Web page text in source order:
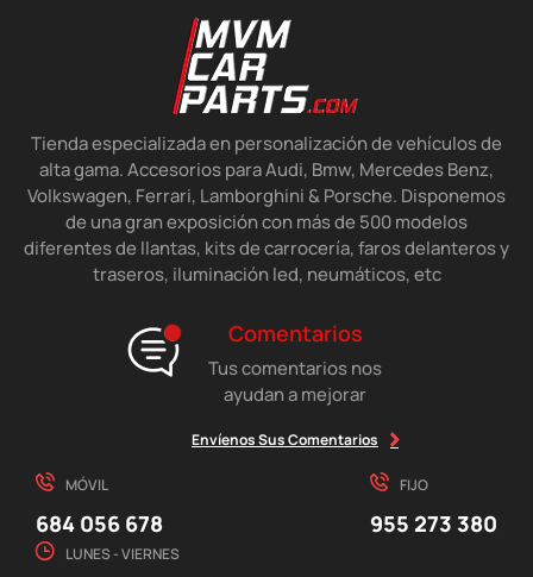
Tienda especializada en personalización de vehículos de
alta gama. Accesorios para Audi, Bmw, Mercedes Benz,
Volkswagen, Ferrari, Lamborghini & Porsche. Disponemos
de una gran exposición con más de 500 modelos
diferentes de llantas, kits de carrocería, faros delanteros y
traseros, iluminación led, neumáticos, etc
Comentarios
Tus comentarios nos
ayudan a mejorar
Envíenos Sus Comentarios
MÓVIL
684 056 678
FIJO
955 273 380
LUNES - VIERNES